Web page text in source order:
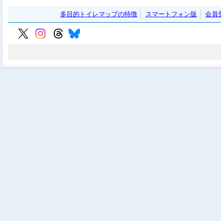
多目的トイレマップの特徴 スマートフォン版 会員